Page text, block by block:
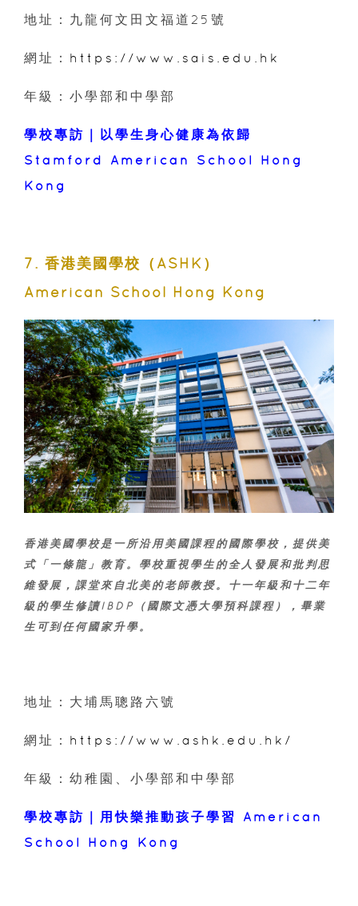
地址：九龍何文田文福道25號
網址： https://www.sais.edu.hk
年級：小學部和中學部
學校專訪｜以學生身心健康為依歸
Stamford American School Hong
Kong
7. 香港美國學校（ASHK）
American School Hong Kong
香港美國學校是一所沿用美國課程的國際學校，提供美
式「一條龍」教育。學校重視學生的全人發展和批判思
維發展，課堂來自北美的老師教授。十一年級和十二年
級的學生修讀IBDP（國際文憑大學預科課程），畢業
生可到任何國家升學。
地址：大埔馬聰路六號
網址： https://www.ashk.edu.hk/
年級：幼稚園、小學部和中學部
學校專訪｜用快樂推動孩子學習 American
School Hong Kong